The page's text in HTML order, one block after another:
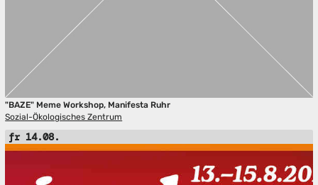
"BAZE" Meme Workshop, Manifesta Ruhr
Sozial-Ökologisches Zentrum
fr 14.08.